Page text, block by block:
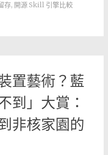
存, 開源 Skill 引擎比較
置藝術？藍
到」大賞：
非核家園的